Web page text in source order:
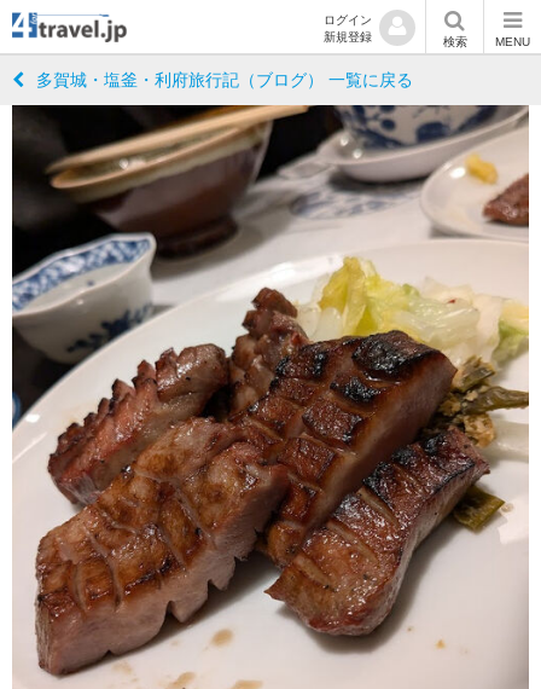
ログイン
新規登録
検索 MENU
多賀城・塩釜・利府旅行記（ブログ） 一覧に戻る